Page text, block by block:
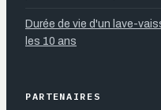
Durée de vie d'un lave-
les 10 ans
PARTENAIRES